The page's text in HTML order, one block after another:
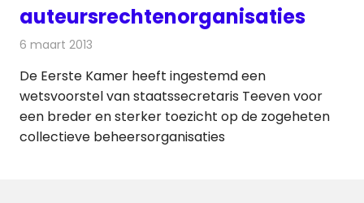
auteursrechtenorganisaties
6 maart 2013
De Eerste Kamer heeft ingestemd een
wetsvoorstel van staatssecretaris Teeven voor
een breder en sterker toezicht op de zogeheten
collectieve beheersorganisaties